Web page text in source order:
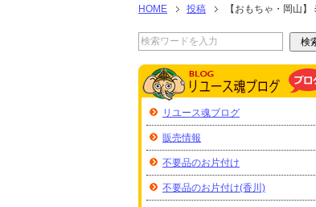
HOME 投稿 【おもちゃ・岡山
リユース魂ブログ
販売情報
不要品のお片付け
不要品のお片付け(香川)